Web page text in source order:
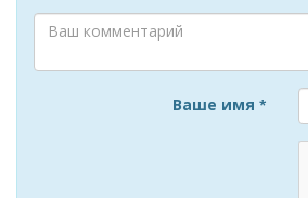
Ваше имя *